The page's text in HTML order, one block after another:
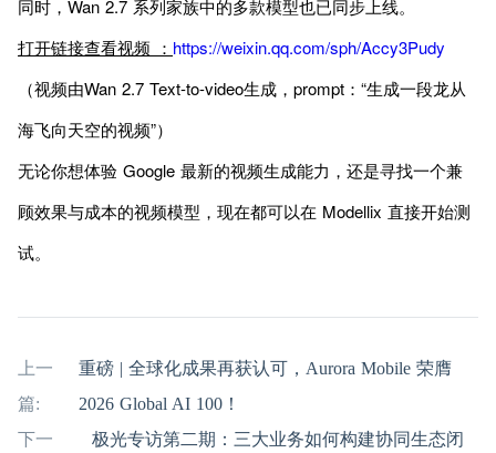
同时，Wan 2.7 系列家族中的多款模型也已同步上线。
打开链接查看视频 ： https://weixin.qq.com/sph/Accy3Pudy
（视频由Wan 2.7 Text-to-video生成，prompt：“生成一段龙从
海飞向天空的视频”）
无论你想体验 Google 最新的视频生成能力，还是寻找一个兼
顾效果与成本的视频模型，现在都可以在 Modellix 直接开始测
试。
上一
篇:
重磅 | 全球化成果再获认可，Aurora Mobile 荣膺
2026 Global AI 100！
下一
极光专访第二期：三大业务如何构建协同生态闭